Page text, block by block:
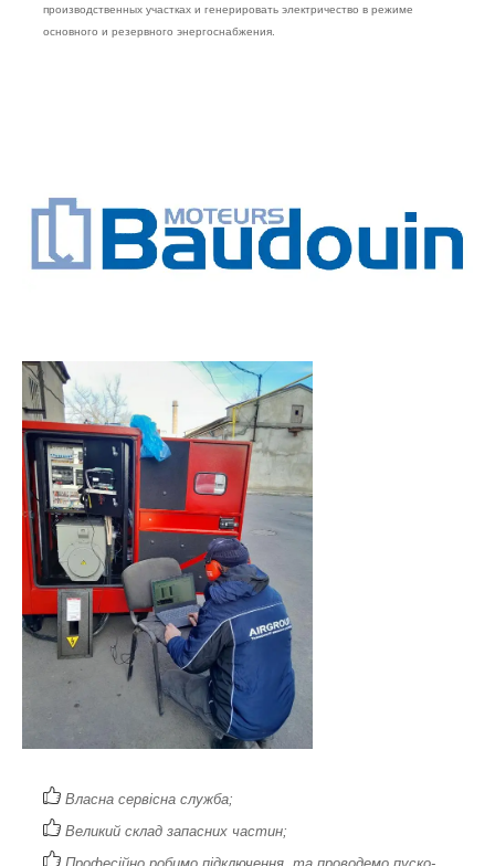
производственных участках и генерировать электричество в режиме
основного и резервного энергоснабжения.
Власна сервісна служба;
Великий склад запасних частин;